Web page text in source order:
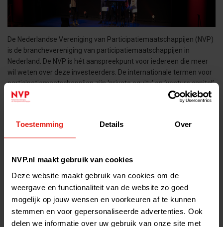
Toestemming Details Over
NVP.nl maakt gebruik van cookies
Deze website maakt gebruik van cookies om de
weergave en functionaliteit van de website zo goed
mogelijk op jouw wensen en voorkeuren af te kunnen
stemmen en voor gepersonaliseerde advertenties. Ook
delen we informatie over uw gebruik van onze site met
De Nederlandse Vereniging van Participatiemaatschappijen (NVP)
is de branchevereniging van participatiemaatschappijen in
Nederland. De NVP is hét aanspreekpunt voor iedereen die meer
wil weten over deze investeerders. De internationale termen voor
participatiemaatschappijen zijn ‘private equity’ en ‘venture capital’.
Onze missie is: Wij versterken slim kapitaal.
door participatiemaatschappijen beheerde vermogen in
Nederland. Geassocieerde leden zijn beroeps- of bedrijfsmatig bij
advocatenkantoren, consultants, fiscalisten, accountants en
andere adviseurs.
zusterorganisatie. Op de hoogte blijven van onze activiteiten?